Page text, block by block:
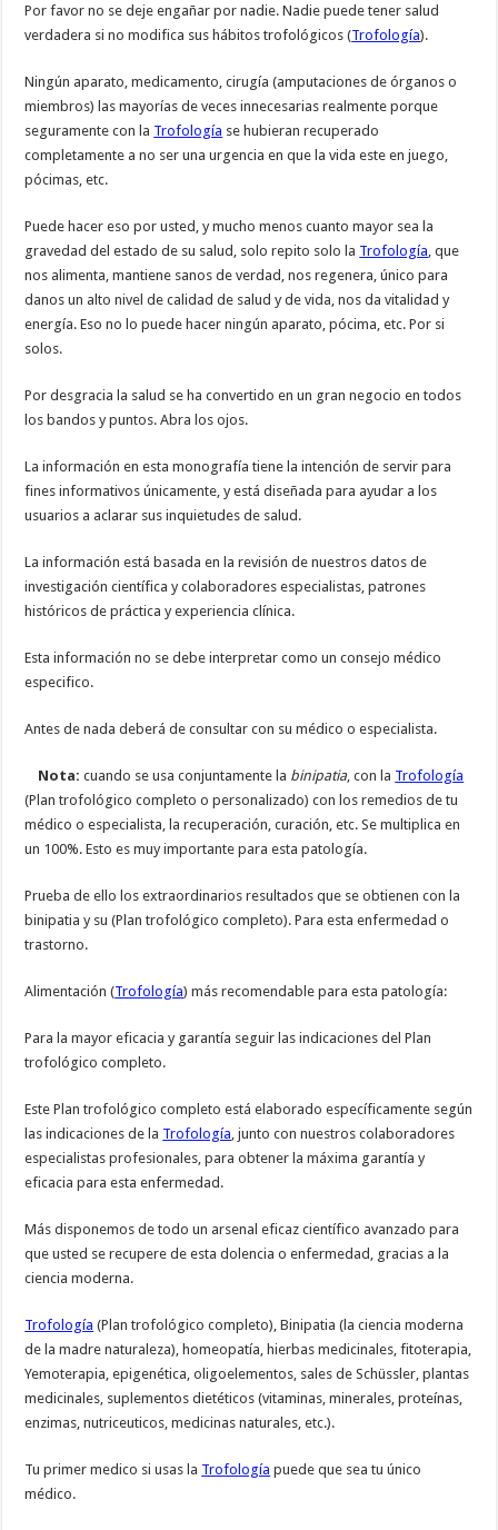
Por favor no se deje engañar por nadie. Nadie puede tener salud
verdadera si no modifica sus hábitos trofológicos (Trofología).
Ningún aparato, medicamento, cirugía (amputaciones de órganos o
miembros) las mayorías de veces innecesarias realmente porque
seguramente con la Trofología se hubieran recuperado
completamente a no ser una urgencia en que la vida este en juego,
pócimas, etc.
Puede hacer eso por usted, y mucho menos cuanto mayor sea la
gravedad del estado de su salud, solo repito solo la Trofología , que
nos alimenta, mantiene sanos de verdad, nos regenera, único para
danos un alto nivel de calidad de salud y de vida, nos da vitalidad y
energía. Eso no lo puede hacer ningún aparato, pócima, etc. Por si
solos.
Por desgracia la salud se ha convertido en un gran negocio en todos
los bandos y puntos. Abra los ojos.
La información en esta monografía tiene la intención de servir para
fines informativos únicamente, y está diseñada para ayudar a los
usuarios a aclarar sus inquietudes de salud.
La información está basada en la revisión de nuestros datos de
investigación científica y colaboradores especialistas, patrones
históricos de práctica y experiencia clínica.
Esta información no se debe interpretar como un consejo médico
especifico.
Antes de nada deberá de consultar con su médico o especialista.
Nota:cuando se usa conjuntamente la binipatia, con la Trofología
(Plan trofológico completo o personalizado) con los remedios de tu
médico o especialista, la recuperación, curación, etc. Se multiplica en
un 100%. Esto es muy importante para esta patología.
Prueba de ello los extraordinarios resultados que se obtienen con la
binipatia y su (Plan trofológico completo). Para esta enfermedad o
trastorno.
Alimentación (Trofología) más recomendable para esta patología:
Para la mayor eficacia y garantía seguir las indicaciones del Plan
trofológico completo.
Este Plan trofológico completo está elaborado específicamente según
las indicaciones de la Trofología , junto con nuestros colaboradores
especialistas profesionales, para obtener la máxima garantía y
eficacia para esta enfermedad.
Más disponemos de todo un arsenal eficaz científico avanzado para
que usted se recupere de esta dolencia o enfermedad, gracias a la
ciencia moderna.
Trofología (Plan trofológico completo), Binipatia (la ciencia moderna
de la madre naturaleza), homeopatía, hierbas medicinales, fitoterapia,
Yemoterapia, epigenética, oligoelementos, sales de Schüssler, plantas
medicinales, suplementos dietéticos (vitaminas, minerales, proteínas,
enzimas, nutriceuticos, medicinas naturales, etc.).
Tu primer medico si usas la Trofología puede que sea tu único
médico.